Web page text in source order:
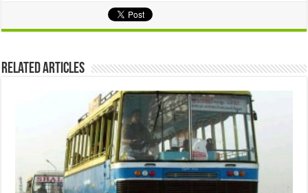
Related Articles